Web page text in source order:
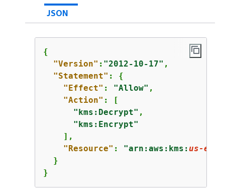
JSON
{
"Version" : "2012-10-17" ,
"Statement" : {
"Effect" : "Allow" ,
"Action" : [
"kms:Decrypt" ,
"kms:Encrypt"
    ],
"Resource" : "arn:aws:kms:us-
  }
}